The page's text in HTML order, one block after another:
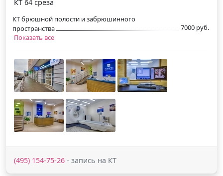
КТ 64 среза
КТ брюшной полости и забрюшинного
пространства
7000 руб.
Показать все
(495) 154-75-26 - запись на КТ